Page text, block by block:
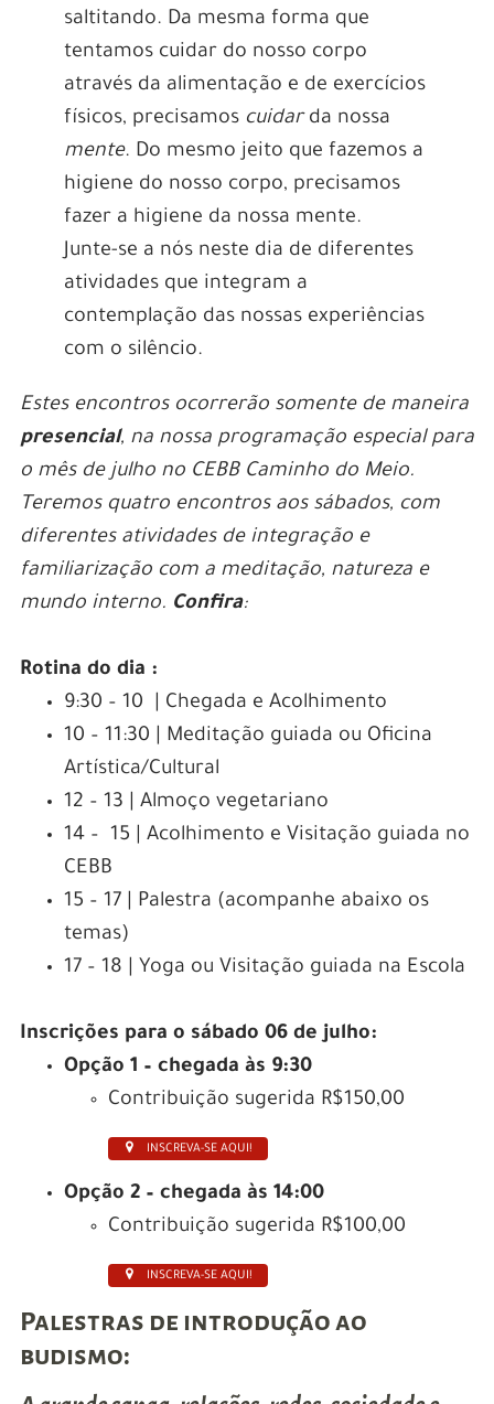
saltitando. Da mesma forma que
tentamos cuidar do nosso corpo
através da alimentação e de exercícios
físicos, precisamos cuidarda nossa
mente. Do mesmo jeito que fazemos a
higiene do nosso corpo, precisamos
fazer a higiene da nossa mente.
Junte-se a nós neste dia de diferentes
atividades que integram a
contemplação das nossas experiências
com o silêncio.
Estes encontros ocorrerão somente de maneira
presencial, na nossa programação especial para
o mês de julho no CEBB Caminho do Meio.
Teremos quatro encontros aos sábados, com
diferentes atividades de integração e
familiarização com a meditação, natureza e
mundo interno. Confira:
Rotina do dia :
9:30 – 10 | Chegada e Acolhimento
10 – 11:30 | Meditação guiada ou Oficina
Artística/Cultural
12 – 13 | Almoço vegetariano
14 – 15 | Acolhimento e Visitação guiada no
CEBB
15 – 17 | Palestra (acompanhe abaixo os
temas)
17 – 18 | Yoga ou Visitação guiada na Escola
Inscrições para o sábado 06 de julho:
Opção 1 – chegada às 9:30
Contribuição sugerida R$150,00
INSCREVA-SE AQUI!
Opção 2 – chegada às 14:00
Contribuição sugerida R$100,00
INSCREVA-SE AQUI!
Palestras de introdução ao
budismo: